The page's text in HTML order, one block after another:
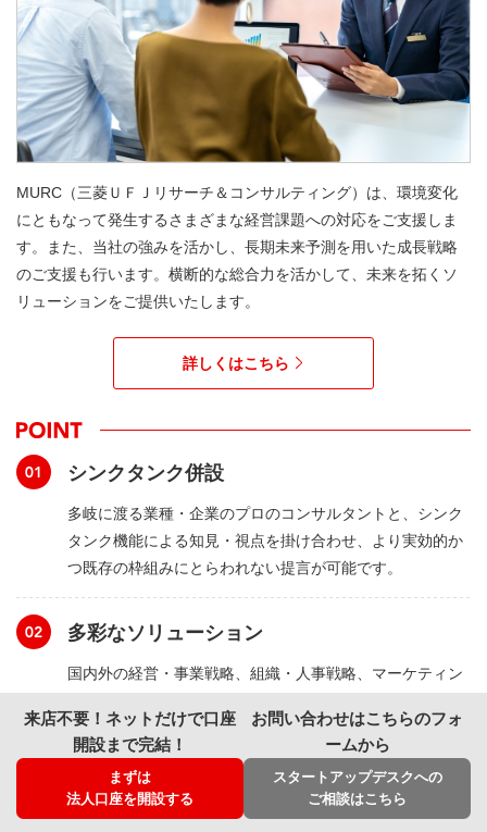
MURC（三菱ＵＦＪリサーチ＆コンサルティング）は、環境変化
にともなって発生するさまざまな経営課題への対応をご支援しま
す。また、当社の強みを活かし、長期未来予測を用いた成長戦略
のご支援も行います。横断的な総合力を活かして、未来を拓くソ
リューションをご提供いたします。
詳しくはこちら
シンクタンク併設
多岐に渡る業種・企業のプロのコンサルタントと、シンク
タンク機能による知見・視点を掛け合わせ、より実効的か
つ既存の枠組みにとらわれない提言が可能です。
多彩なソリューション
国内外の経営・事業戦略、組織・人事戦略、マーケティン
展開支援など、多様な課題にお応えします。
最適なサポート体制
来店不要！ネットだけで口座
開設まで完結！
まずは
法人口座を開設する
お問い合わせはこちらのフォ
ームから
スタートアップデスクへの
ご相談はこちら